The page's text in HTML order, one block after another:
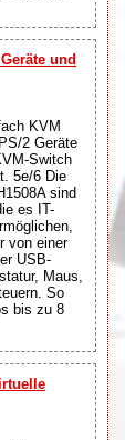
und
KVM
2 Geräte
Switch
5e/6 Die
sind
es IT-
von einer
USB-
Maus,
So
bis zu 8